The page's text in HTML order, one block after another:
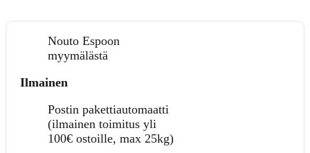
Nouto Espoon
myymälästä
Ilmainen
Postin pakettiautomaatti
(ilmainen toimitus yli
100€ ostoille, max 25kg)